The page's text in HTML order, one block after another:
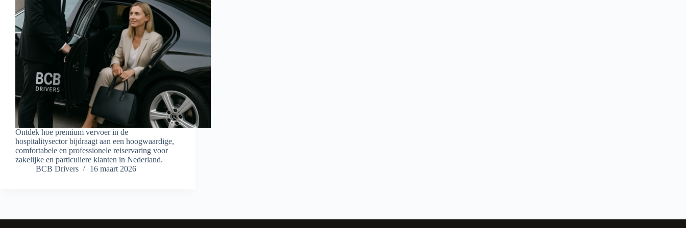
Ontdek hoe premium vervoer in de
hospitalitysector bijdraagt aan een hoogwaardige,
comfortabele en professionele reiservaring voor
zakelijke en particuliere klanten in Nederland.
BCB Drivers
16 maart 2026